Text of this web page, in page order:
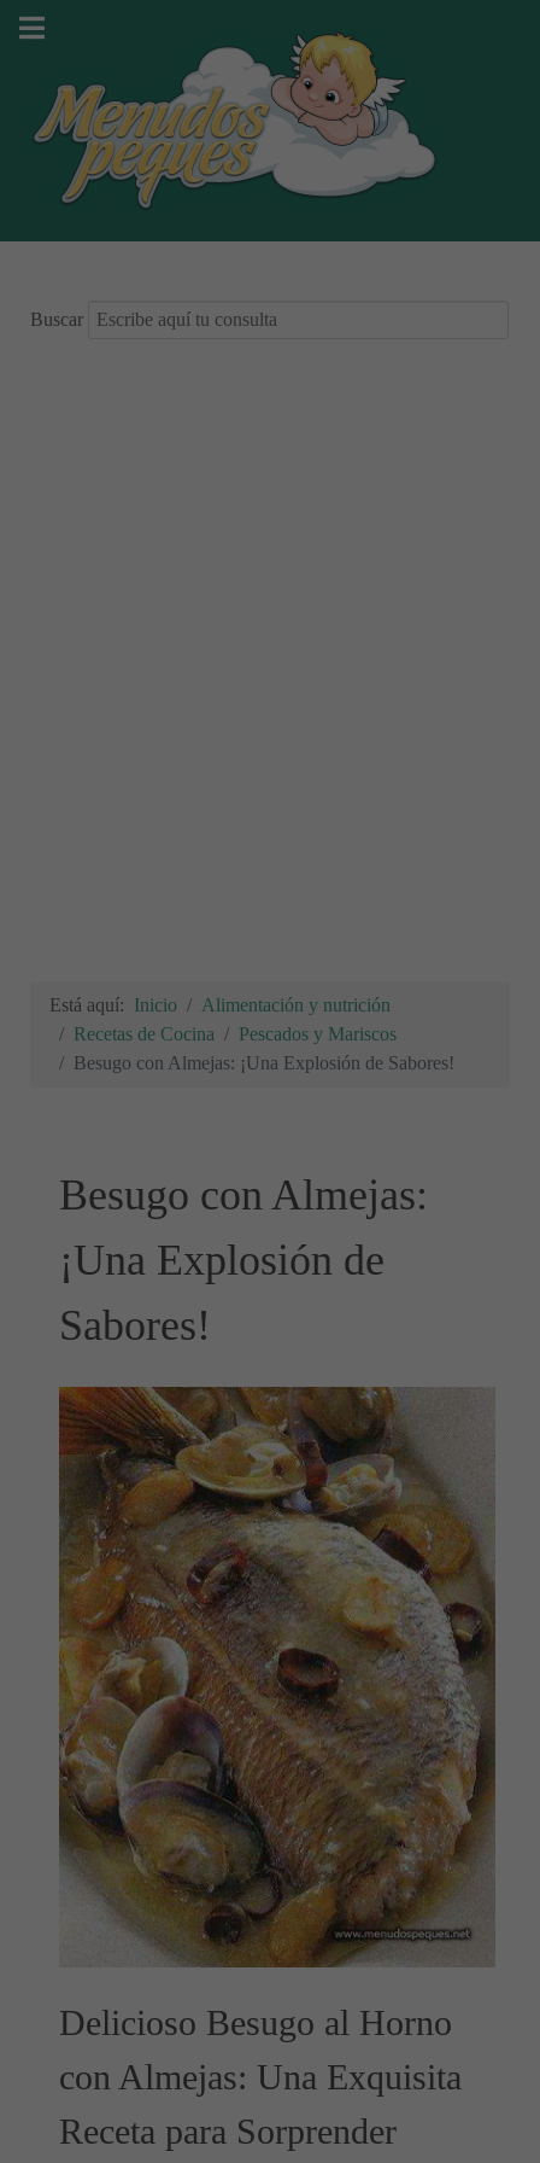
Buscar
Está aquí: Inicio
Alimentación y nutrición
Recetas de Cocina
Pescados y Mariscos
Besugo con Almejas: ¡Una Explosión de Sabores!
Besugo con Almejas:
¡Una Explosión de
Sabores!
Delicioso Besugo al Horno
con Almejas: Una Exquisita
Receta para Sorprender